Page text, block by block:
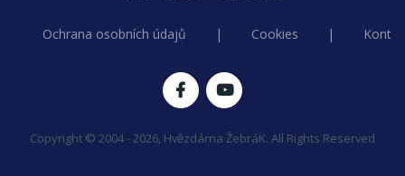
Ochrana osobních údajů | Cookies |
Copyright © 2004 - 2026, Hvězdárna ŽebráK. All Rights Reserved